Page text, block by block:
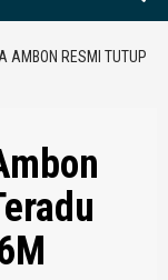
AMBON RESMI TUTUP